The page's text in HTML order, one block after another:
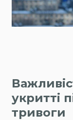
укритті
тривоги